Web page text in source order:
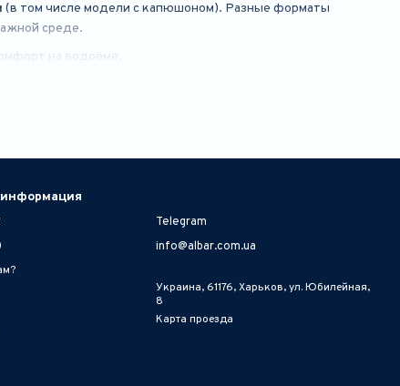
(в том числе модели с капюшоном). Разные форматы
среде.
на водоёме.
Telegram
info@albar.com.ua
Украина, 61176, Харьков, ул. Юбилейная,
8
Карта проезда